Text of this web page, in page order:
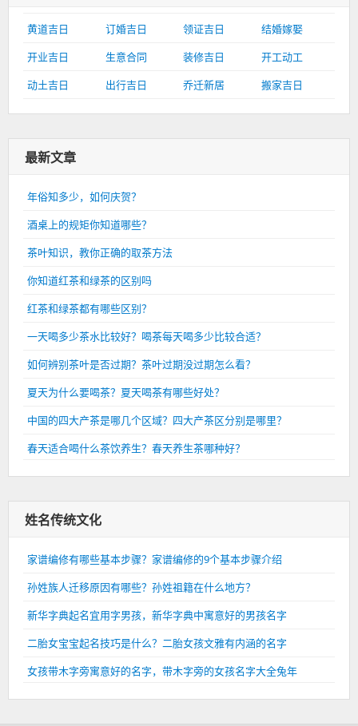
黄道吉日 订婚吉日 领证吉日
结婚嫁娶
开业吉日
生意合同 装修吉日
开工动工
动土吉日
出行吉日 乔迁新居 搬家吉日
最新文章
年俗知多少，如何庆贺？
酒桌上的规矩你知道哪些？
茶叶知识，教你正确的取茶方法
你知道红茶和绿茶的区别吗
红茶和绿茶都有哪些区别？
一天喝多少茶水比较好？喝茶每天喝多少比较合适？
如何辨别茶叶是否过期？茶叶过期没过期怎么看？
夏天为什么要喝茶？夏天喝茶有哪些好处？
中国的四大产茶是哪几个区域？四大产茶区分别是哪里？
春天适合喝什么茶饮养生？春天养生茶哪种好？
姓名传统文化
家谱编修有哪些基本步骤？家谱编修的9个基本步骤介绍
孙姓族人迁移原因有哪些？孙姓祖籍在什么地方？
新华字典起名宜用字男孩，新华字典中寓意好的男孩名字
二胎女宝宝起名技巧是什么？二胎女孩文雅有内涵的名字
女孩带木字旁寓意好的名字，带木字旁的女孩名字大全兔年